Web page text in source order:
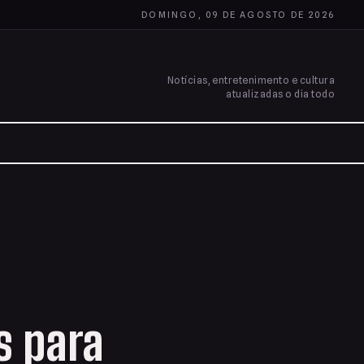
DOMINGO, 09 DE AGOSTO DE 2026
Notícias, entretenimento e cultura
atualizadas o dia todo
para